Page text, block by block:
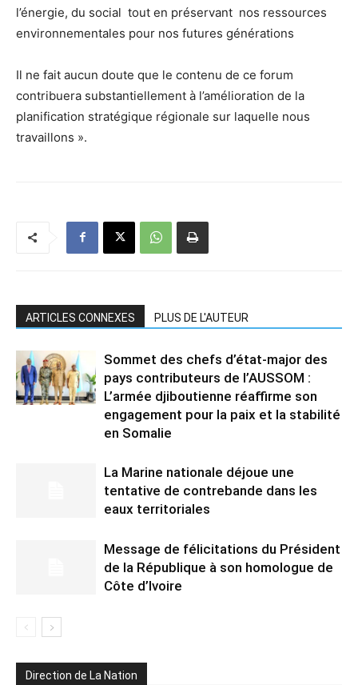
l’énergie, du social tout en préservant nos ressources
environnementales pour nos futures générations
Il ne fait aucun doute que le contenu de ce forum
contribuera substantiellement à l’amélioration de la
planification stratégique régionale sur laquelle nous
travaillons ».
ARTICLES CONNEXES PLUS DE L'AUTEUR
Sommet des chefs d’état-major des
pays contributeurs de l’AUSSOM :
L’armée djiboutienne réaffirme son
engagement pour la paix et la stabilité
en Somalie
La Marine nationale déjoue une
tentative de contrebande dans les
eaux territoriales
Message de félicitations du Président
de la République à son homologue de
Côte d’Ivoire
Direction de La Nation